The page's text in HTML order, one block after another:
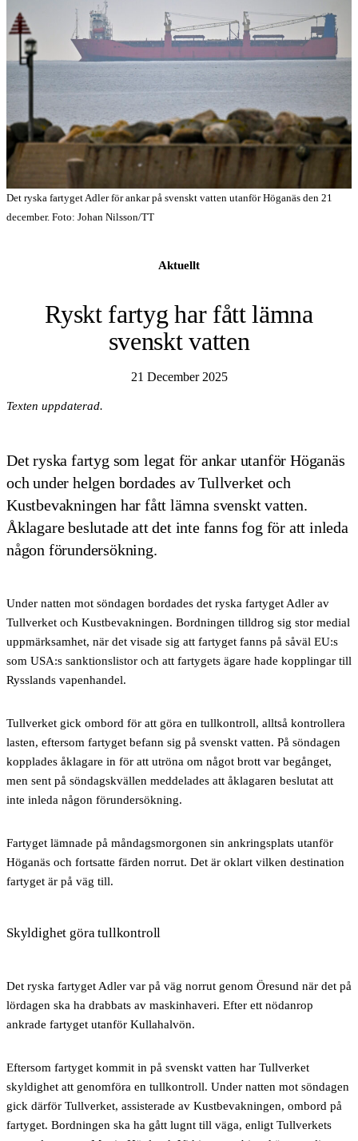
Det ryska fartyget Adler för ankar på svenskt vatten utanför Höganäs den 21
december. Foto: Johan Nilsson/TT
Aktuellt
Ryskt fartyg har fått lämna
svenskt vatten
21 December 2025
Texten uppdaterad.
Det ryska fartyg som legat för ankar utanför Höganäs
och under helgen bordades av Tullverket och
Kustbevakningen har fått lämna svenskt vatten.
Åklagare beslutade att det inte fanns fog för att inleda
någon förundersökning.
Under natten mot söndagen bordades det ryska fartyget Adler av
Tullverket och Kustbevakningen. Bordningen tilldrog sig stor medial
uppmärksamhet, när det visade sig att fartyget fanns på såväl EU:s
som USA:s sanktionslistor och att fartygets ägare hade kopplingar till
Rysslands vapenhandel.
Tullverket gick ombord för att göra en tullkontroll, alltså kontrollera
lasten, eftersom fartyget befann sig på svenskt vatten. På söndagen
kopplades åklagare in för att utröna om något brott var begånget,
men sent på söndagskvällen meddelades att åklagaren beslutat att
inte inleda någon förundersökning.
Fartyget lämnade på måndagsmorgonen sin ankringsplats utanför
Höganäs och fortsatte färden norrut. Det är oklart vilken destination
fartyget är på väg till.
Skyldighet göra tullkontroll
Det ryska fartyget Adler var på väg norrut genom Öresund när det på
lördagen ska ha drabbats av maskinhaveri. Efter ett nödanrop
ankrade fartyget utanför Kullahalvön.
Eftersom fartyget kommit in på svenskt vatten har Tullverket
skyldighet att genomföra en tullkontroll. Under natten mot söndagen
gick därför Tullverket, assisterade av Kustbevakningen, ombord på
fartyget. Bordningen ska ha gått lugnt till väga, enligt Tullverkets